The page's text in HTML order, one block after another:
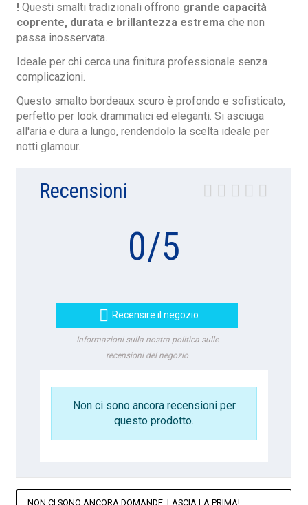
! Questi smalti tradizionali offrono grande capacità
coprente, durata e brillantezza estrema che non
passa inosservata.
Ideale per chi cerca una finitura professionale senza
complicazioni.
Questo smalto bordeaux scuro è profondo e sofisticato,
perfetto per look drammatici ed eleganti. Si asciuga
all'aria e dura a lungo, rendendolo la scelta ideale per
notti glamour.
Recensioni
0/5
 Recensire il negozio
Informazioni sulla nostra politica sulle
recensioni del negozio
Non ci sono ancora recensioni per
questo prodotto.
NON CI SONO ANCORA DOMANDE, LASCIA LA PRIMA!